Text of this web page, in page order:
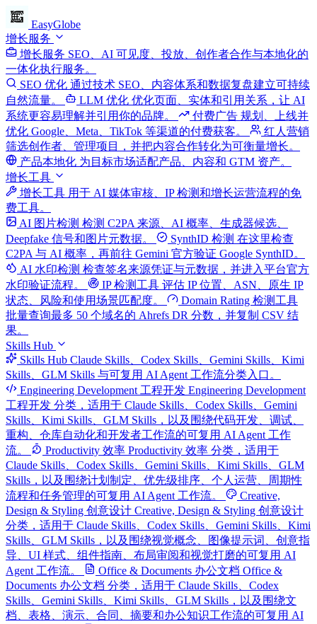
EasyGlobe
增长服务
增长服务 SEO、AI 可见度、投放、创作者合作与本地化的
一体化执行服务。
SEO 优化 通过技术 SEO、内容体系和数据复盘建立可持续
自然流量。
LLM 优化 优化页面、实体和引用关系，让 AI
系统更容易理解并引用你的品牌。
付费广告 规划、上线并
优化 Google、Meta、TikTok 等渠道的付费获客。
红人营销
筛选创作者、管理项目，并把内容合作转化为可衡量增长。
产品本地化 为目标市场适配产品、内容和 GTM 资产。
增长工具
增长工具 用于 AI 媒体审核、IP 检测和增长运营流程的免
费工具。
AI 图片检测 检测 C2PA 来源、AI 概率、生成器候选、
Deepfake 信号和图片元数据。
SynthID 检测 在这里检查
C2PA 与 AI 概率，再前往 Gemini 官方验证 Google SynthID。
AI 水印检测 检查签名来源凭证与元数据，并进入平台官方
水印验证流程。
IP 检测工具 评估 IP 位置、ASN、原生 IP
状态、风险和使用场景匹配度。
Domain Rating 检测工具
批量查询最多 50 个域名的 Ahrefs DR 分数，并复制 CSV 结
果。
Skills Hub
Skills Hub Claude Skills、Codex Skills、Gemini Skills、Kimi
Skills、GLM Skills 与可复用 AI Agent 工作流分类入口。
Engineering Development 工程开发 Engineering Development
工程开发 分类，适用于 Claude Skills、Codex Skills、Gemini
Skills、Kimi Skills、GLM Skills，以及围绕代码开发、调试、
重构、仓库自动化和开发者工作流的可复用 AI Agent 工作
流。
Productivity 效率 Productivity 效率 分类，适用于
Claude Skills、Codex Skills、Gemini Skills、Kimi Skills、GLM
Skills，以及围绕计划制定、优先级排序、个人运营、周期性
流程和任务管理的可复用 AI Agent 工作流。
Creative,
Design & Styling 创意设计 Creative, Design & Styling 创意设计
分类，适用于 Claude Skills、Codex Skills、Gemini Skills、Kimi
Skills、GLM Skills，以及围绕视觉概念、图像提示词、创意指
导、UI 样式、组件指南、布局审阅和视觉打磨的可复用 AI
Agent 工作流。
Office & Documents 办公文档 Office &
Documents 办公文档 分类，适用于 Claude Skills、Codex
Skills、Gemini Skills、Kimi Skills、GLM Skills，以及围绕文
档、表格、演示、合同、摘要和办公知识工作流的可复用 AI